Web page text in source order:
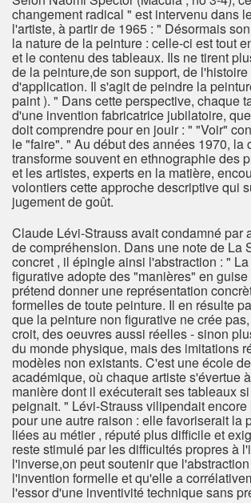
changement radical " est intervenu dans
l'artiste, à partir de 1965 : " Désormais
la nature de la peinture : celle-ci est tout
et le contenu des tableaux. Ils ne tirent
de la peinture,de son support, de
d'application. Il s'agit de peindre la
paint ). " Dans cette perspective, chaque
d'une invention fabricatrice jubilatoire,
doit comprendre pour en jouir : " "Voir"
le "faire". " Au début des années 1970, la
transforme souvent en ethnographie des
et les artistes, experts en la matière,
volontiers cette approche descriptive qui
jugement de goût.
Claude Lévi-Strauss avait condamné par
de compréhension. Dans une note de La
concret , il épingle ainsi l'abstraction : "
figurative adopte des "manières" en
prétend donner une représentation
formelles de toute peinture. Il en résulte
que la peinture non figurative ne crée
croit, des oeuvres aussi réelles - sinon
du monde physique, mais des imitations
modèles non existants. C'est une école
académique, où chaque artiste s'évertue
manière dont il exécuterait ses tableaux
peignait. " Lévi-Strauss vilipendait encore
pour une autre raison : elle favoriserait la
liées au métier , réputé plus difficile et
reste stimulé par les difficultés propres à
l'inverse,on peut soutenir que
l'invention formelle et qu'elle a
l'essor d'une inventivité technique sans